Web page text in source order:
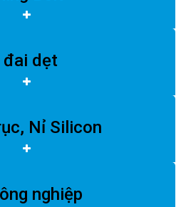
đai dẹt
Nỉ Silicon
nghiệp